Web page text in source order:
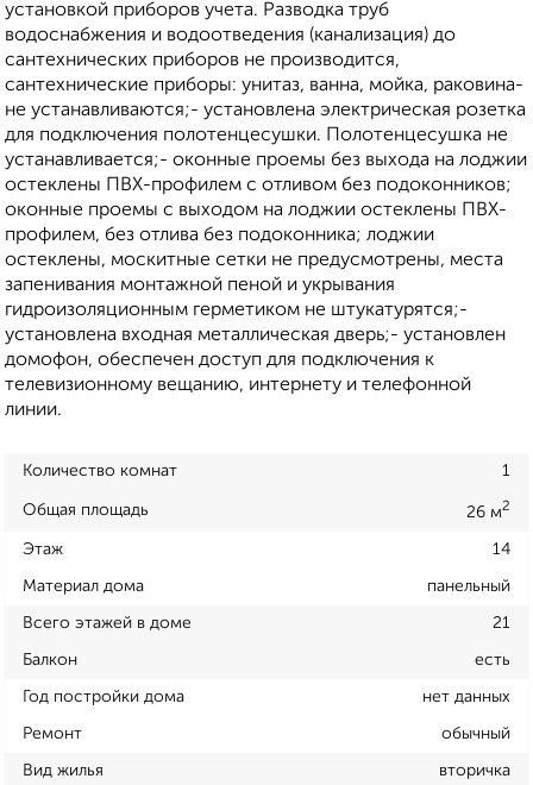
установкой приборов учета. Разводка труб
водоснабжения и водоотведения (канализация) до
сантехнических приборов не производится,
сантехнические приборы: унитаз, ванна, мойка, раковина-
не устанавливаются;- установлена электрическая розетка
для подключения полотенцесушки. Полотенцесушка не
устанавливается;- оконные проемы без выхода на лоджии
остеклены ПВХ-профилем с отливом без подоконников;
оконные проемы с выходом на лоджии остеклены ПВХ-
профилем, без отлива без подоконника; лоджии
остеклены, москитные сетки не предусмотрены, места
запенивания монтажной пеной и укрывания
гидроизоляционным герметиком не штукатурятся;-
установлена входная металлическая дверь;- установлен
домофон, обеспечен доступ для подключения к
телевизионному вещанию, интернету и телефонной
линии.
Количество комнат 1
Общая площадь 26 м2
Этаж 14
Материал дома панельный
Всего этажей в доме 21
Балкон есть
Год постройки дома нет данных
Ремонт обычный
Вид жилья вторичка